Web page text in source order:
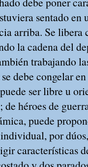
sentado en
arriba. Se libera
la cadena del
trabajando
debe congelar
ser libre u
de héroes de
puede
por
características